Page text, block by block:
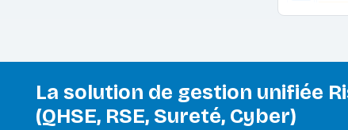
La solution de gestion unifiée
(QHSE, RSE, Sureté, Cyber)